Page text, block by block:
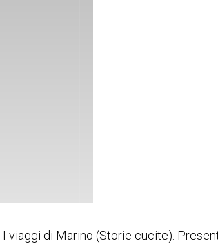
viaggi di Marino (Storie cucite).